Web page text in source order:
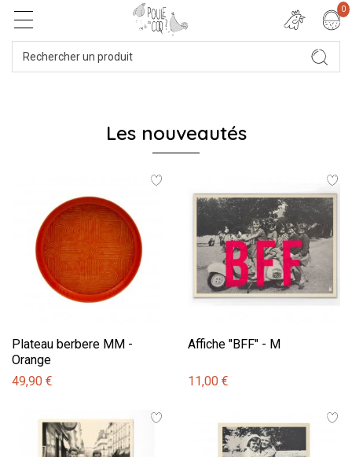
0
Les nouveautés
Plateau berbere MM -
Orange
49,90 €
Affiche "BFF" - M
11,00 €